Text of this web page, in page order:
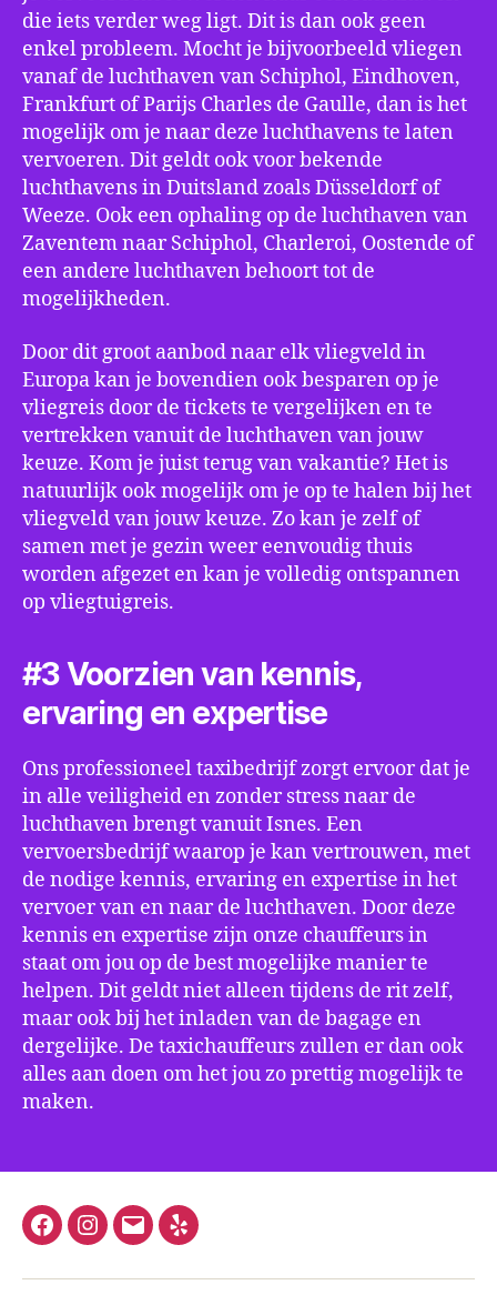
die iets verder weg ligt. Dit is dan ook geen
enkel probleem. Mocht je bijvoorbeeld vliegen
vanaf de luchthaven van Schiphol, Eindhoven,
Frankfurt of Parijs Charles de Gaulle, dan is het
mogelijk om je naar deze luchthavens te laten
vervoeren. Dit geldt ook voor bekende
luchthavens in Duitsland zoals Düsseldorf of
Weeze. Ook een ophaling op de luchthaven van
Zaventem naar Schiphol, Charleroi, Oostende of
een andere luchthaven behoort tot de
mogelijkheden.
Door dit groot aanbod naar elk vliegveld in
Europa kan je bovendien ook besparen op je
vliegreis door de tickets te vergelijken en te
vertrekken vanuit de luchthaven van jouw
keuze. Kom je juist terug van vakantie? Het is
natuurlijk ook mogelijk om je op te halen bij het
vliegveld van jouw keuze. Zo kan je zelf of
samen met je gezin weer eenvoudig thuis
worden afgezet en kan je volledig ontspannen
op vliegtuigreis.
#3 Voorzien van kennis,
ervaring en expertise
Ons professioneel taxibedrijf zorgt ervoor dat je
in alle veiligheid en zonder stress naar de
luchthaven brengt vanuit Isnes. Een
vervoersbedrijf waarop je kan vertrouwen, met
de nodige kennis, ervaring en expertise in het
vervoer van en naar de luchthaven. Door deze
kennis en expertise zijn onze chauffeurs in
staat om jou op de best mogelijke manier te
helpen. Dit geldt niet alleen tijdens de rit zelf,
maar ook bij het inladen van de bagage en
dergelijke. De taxichauffeurs zullen er dan ook
alles aan doen om het jou zo prettig mogelijk te
maken.
FacebookInstagram
E-
Yelp